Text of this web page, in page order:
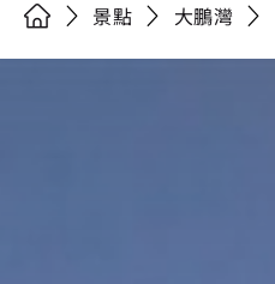
景點 大鵬灣